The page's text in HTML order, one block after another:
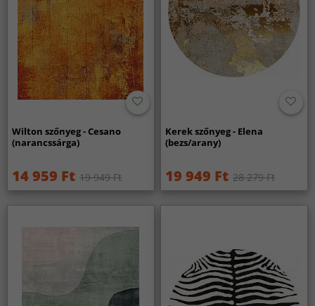
Wilton szőnyeg - Cesano
(narancssárga)
14 959 Ft 19 949 Ft
Kerek szőnyeg - Elena
(bezs/arany)
19 949 Ft 28 279 Ft